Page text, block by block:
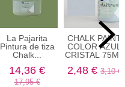
La Pajarita
Pintura de tiza
Chalk...
14,36 €
17,95 €
CHALK PAINT
COLOR AZUL
CRISTAL 75ML
2,48 €3,10 €